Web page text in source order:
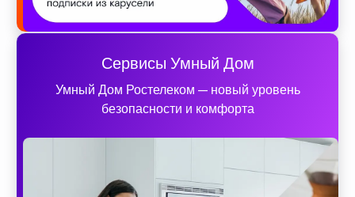
Сервисы Умный Дом
Умный Дом Ростелеком — новый уровень
безопасности и комфорта